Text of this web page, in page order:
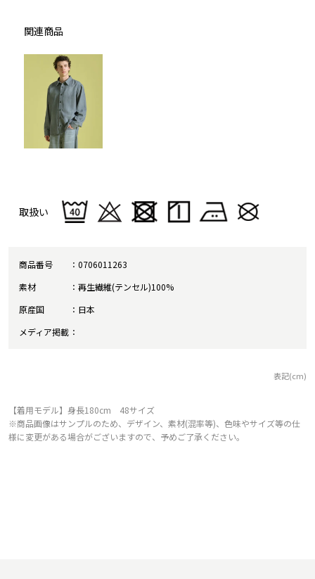
関連商品
取扱い
商品番号
0706011263
素材
再生繊維(テンセル)100%
原産国
日本
メディア掲載
表記(cm)
【着用モデル】身長180cm 48サイズ
※商品画像はサンプルのため、デザイン、素材(混率等)、色味やサイズ等の仕
様に変更がある場合がございますので、予めご了承ください。